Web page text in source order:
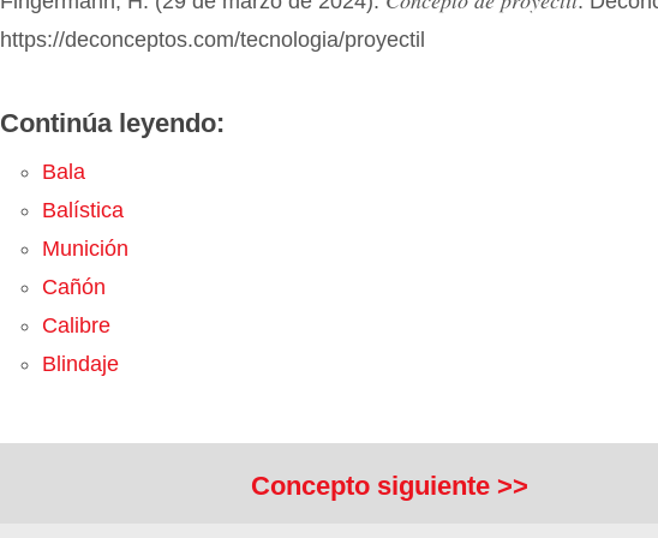
https://deconceptos.com/tecnologia/proyectil
Continúa leyendo:
Bala
Balística
Munición
Cañón
Calibre
Blindaje
Concepto siguiente >>